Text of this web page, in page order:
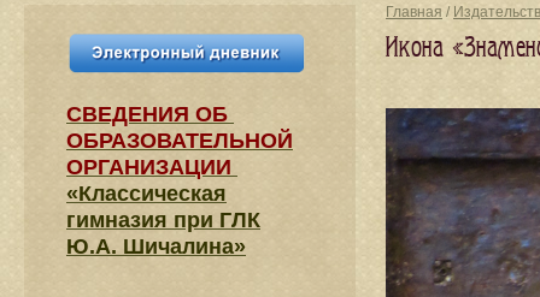
Главная /
Икона
СВЕДЕНИЯ​ ОБ
ОБРАЗОВАТЕЛЬНОЙ
ОРГАНИЗАЦИИ
«Классическая
гимназия при ГЛК
Ю.А. Шичалина»